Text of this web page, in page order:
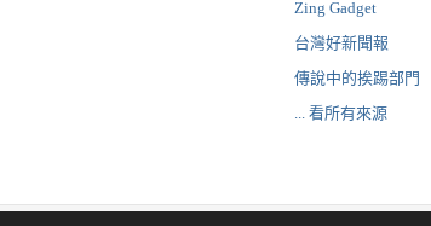
Zing Gadget
台灣好新聞報
傳說中的挨踢部門
... 看所有來源